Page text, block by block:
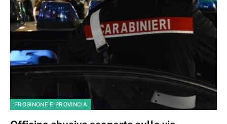
FROSINONE E PROVINCIA